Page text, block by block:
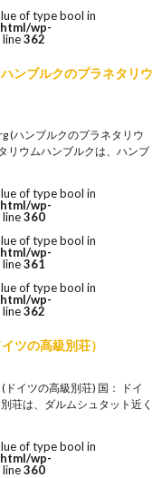
of type bool in
wp-
line362
ンブルクのプラネタリウ
(ハンブルクのプラネタリウ
リウムハンブルクは、ハンブ
of type bool in
wp-
line360
of type bool in
wp-
line361
of type bool in
wp-
line362
ツの高級別荘）
イツの高級別荘) 国： ドイ
荘は、ダルムシュタット近く
of type bool in
wp-
line360